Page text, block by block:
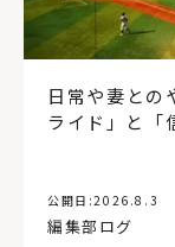
日常や妻との
ライド」と「
公開日:2026.8.3
編集部ログ